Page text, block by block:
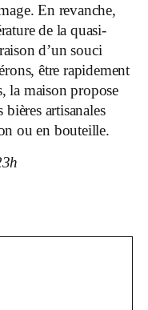
En revanche,
de la quasi-
d’un souci
être rapidement
la maison propose
artisanales
ou en bouteille.